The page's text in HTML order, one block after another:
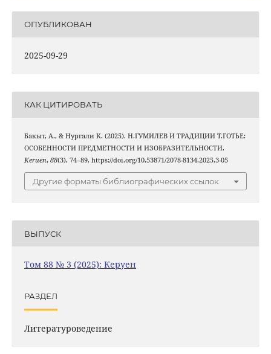
ОПУБЛИКОВАН
2025-09-29
КАК ЦИТИРОВАТЬ
Бакыт, А., & Нургали K. (2025). Н.ГУМИЛЕВ И ТРАДИЦИИ Т.ГОТЬЕ:
ОСОБЕННОСТИ ПРЕДМЕТНОСТИ И ИЗОБРАЗИТЕЛЬНОСТИ.
Keruen, 88(3), 74–89. https://doi.org/10.53871/2078-8134.2025.3-05
Другие форматы библиографических ссылок
ВЫПУСК
Том 88 № 3 (2025): Керуен
РАЗДЕЛ
Литературоведение